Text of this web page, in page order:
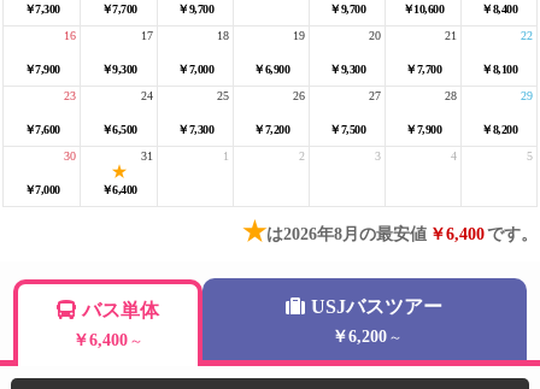
￥7,300 ￥7,700 ￥9,700 ￥9,700 ￥10,600 ￥8,400
￥7,900
16
￥9,300
17
￥7,000
18
￥6,900
19
￥9,300
20
￥7,700
21
￥8,100
22
￥7,600
23
￥6,500
24
￥7,300
25
￥7,200
26
￥7,500
27
￥7,900
28
￥8,200
29
￥7,000
30
￥6,400
31 1 2 3 4 5
★は2026年8月の最安値 ￥6,400です。
バス単体
￥6,400 ～
USJバスツアー
￥6,200 ～